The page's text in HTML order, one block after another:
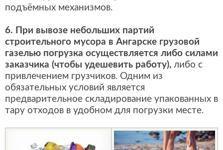
подъёмных механизмов.
6. При вывозе небольших партий
строительного мусора в Ангарске грузовой
газелью погрузка осуществляется либо силами
заказчика (чтобы удешевить работу), либо с
привлечением грузчиков. Одним из
обязательных условий является
предварительное складирование упакованных в
тару отходов в удобном для погрузки месте.